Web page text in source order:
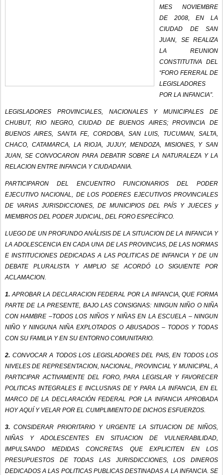
MES NOVIEMBRE
DE 2008, EN LA
CIUDAD DE SAN
JUAN, SE REALIZA
LA REUNION
CONSTITUTIVA DEL
“FORO FERERAL DE
LEGISLADORES
POR LA INFANCIA”.
LEGISLADORES PROVINCIALES, NACIONALES Y MUNICIPALES DE
CHUBUT, RIO NEGRO, CIUDAD DE BUENOS AIRES; PROVINCIA DE
BUENOS AIRES, SANTA FE, CORDOBA, SAN LUIS, TUCUMAN, SALTA,
CHACO, CATAMARCA, LA RIOJA, JUJUY, MENDOZA, MISIONES, Y SAN
JUAN, SE CONVOCARON PARA DEBATIR SOBRE LA NATURALEZA Y LA
RELACION ENTRE INFANCIA Y CIUDADANIA.
PARTICIPARON DEL ENCUENTRO FUNCIONARIOS DEL PODER
EJECUTIVO NACIONAL, DE LOS PODERES EJECUTIVOS PROVINCIALES
DE VARIAS JURISDICCIONES, DE MUNICIPIOS DEL PAÍS Y JUECES y
MIEMBROS DEL PODER JUDICIAL, DEL FORO ESPECÍFICO.
LUEGO DE UN PROFUNDO ANÁLISIS DE LA SITUACION DE LA INFANCIA Y
LA ADOLESCENCIA EN CADA UNA DE LAS PROVINCIAS, DE LAS NORMAS
E INSTITUCIONES DEDICADAS A LAS POLITICAS DE INFANCIA Y DE UN
DEBATE PLURALISTA Y AMPLIO SE ACORDÓ LO SIGUIENTE POR
ACLAMACION.
1. APROBAR LA DECLARACION FEDERAL POR LA INFANCIA, QUE FORMA
PARTE DE LA PRESENTE, BAJO LAS CONSIGNAS: NINGUN NIÑO O NIÑA
CON HAMBRE –TODOS LOS NIÑOS Y NIÑAS EN LA ESCUELA – NINGUN
NIÑO Y NINGUNA NIÑA EXPLOTADOS O ABUSADOS – TODOS Y TODAS
CON SU FAMILIA Y EN SU ENTORNO COMUNITARIO.
2. CONVOCAR A TODOS LOS LEGISLADORES DEL PAIS, EN TODOS LOS
NIVELES DE REPRESENTACION, NACIONAL, PROVINCIAL Y MUNICIPAL, A
PARTICIPAR ACTIVAMENTE DEL FORO, PARA LEGISLAR Y FAVORECER
POLITICAS INTEGRALES E INCLUSIVAS DE Y PARA LA INFANCIA, EN EL
MARCO DE LA DECLARACIÓN FEDERAL POR LA INFANCIA APROBADA
HOY AQUÍ Y VELAR POR EL CUMPLIMIENTO DE DICHOS ESFUERZOS.
3. CONSIDERAR PRIORITARIO Y URGENTE LA SITUACION DE NIÑOS,
NIÑAS Y ADOLESCENTES EN SITUACION DE VULNERABILIDAD,
IMPULSANDO MEDIDAS CONCRETAS QUE EXPLICITEN EN LOS
PRESUPUESTOS DE TODAS LAS JURISDICCIONES, LOS DINEROS
DEDICADOS A LAS POLITICAS PUBLICAS DESTINADAS A LA INFANCIA. SE